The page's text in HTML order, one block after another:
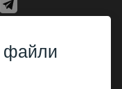
файли